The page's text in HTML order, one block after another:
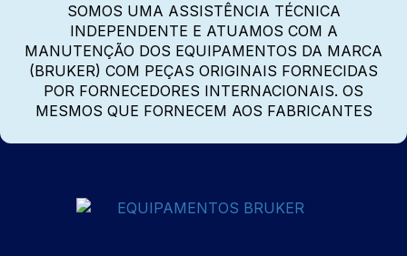
SOMOS UMA ASSISTÊNCIA TÉCNICA
INDEPENDENTE E ATUAMOS COM A
MANUTENÇÃO DOS EQUIPAMENTOS DA MARCA
(BRUKER) COM PEÇAS ORIGINAIS FORNECIDAS
POR FORNECEDORES INTERNACIONAIS. OS
MESMOS QUE FORNECEM AOS FABRICANTES